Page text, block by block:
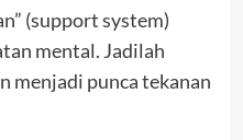
(support system)
mental. Jadilah
menjadi punca tekanan